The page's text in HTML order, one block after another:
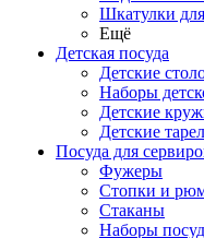
Шкатулки
Ещё
Детская посуда
Детские
Наборы
Детские
Детские
Посуда для
Фужеры
Стопки и
Стаканы
Наборы